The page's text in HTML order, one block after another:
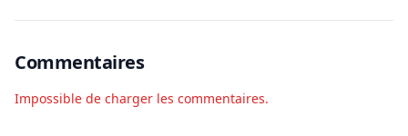
Commentaires
Impossible de charger les commentaires.